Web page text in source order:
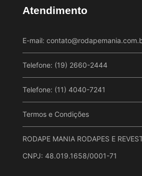
Atendimento
E-mail:
Telefone: (19) 2660-2444
Telefone: (11) 4040-7241
Termos e Condições
RODAPE MANIA RODAPES E
CNPJ: 48.019.1658/0001-71